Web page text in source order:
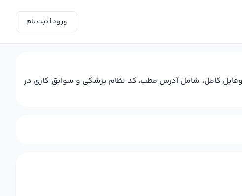
ورود | ثبت نام
کامل، شامل آدرس مطب، کد نظام پزشکی و سوابق کاری در